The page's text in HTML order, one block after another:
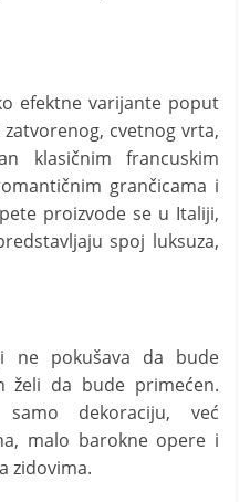
efektne varijante poput
zatvorenog, cvetnog vrta,
klasičnim francuskim
grančicama i
proizvode se u Italiji,
spoj luksuza,
ne pokušava da bude
želi da bude primećen.
dekoraciju, već
malo barokne opere i
zidovima.